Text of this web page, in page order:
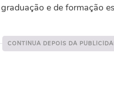
e de formação